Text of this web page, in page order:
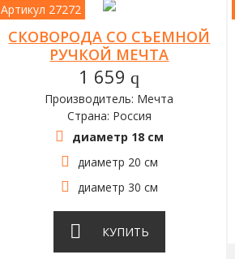
Артикул 27272
СКОВОРОДА СО СЪЕМНОЙ
РУЧКОЙ МЕЧТА
1 659q
Производитель: Мечта
Страна: Россия
диаметр 18 см
диаметр 20 см
диаметр 30 см
КУПИТЬ